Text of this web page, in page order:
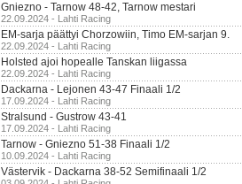
Gniezno - Tarnow 48-42, Tarnow mestari
22.09.2024 - Lahti Racing
EM-sarja päättyi Chorzowiin, Timo EM-sarjan 9.
22.09.2024 - Lahti Racing
Holsted ajoi hopealle Tanskan liigassa
22.09.2024 - Lahti Racing
Dackarna - Lejonen 43-47 Finaali 1/2
17.09.2024 - Lahti Racing
Stralsund - Gustrow 43-41
17.09.2024 - Lahti Racing
Tarnow - Gniezno 51-38 Finaali 1/2
10.09.2024 - Lahti Racing
Västervik - Dackarna 38-52 Semifinaali 1/2